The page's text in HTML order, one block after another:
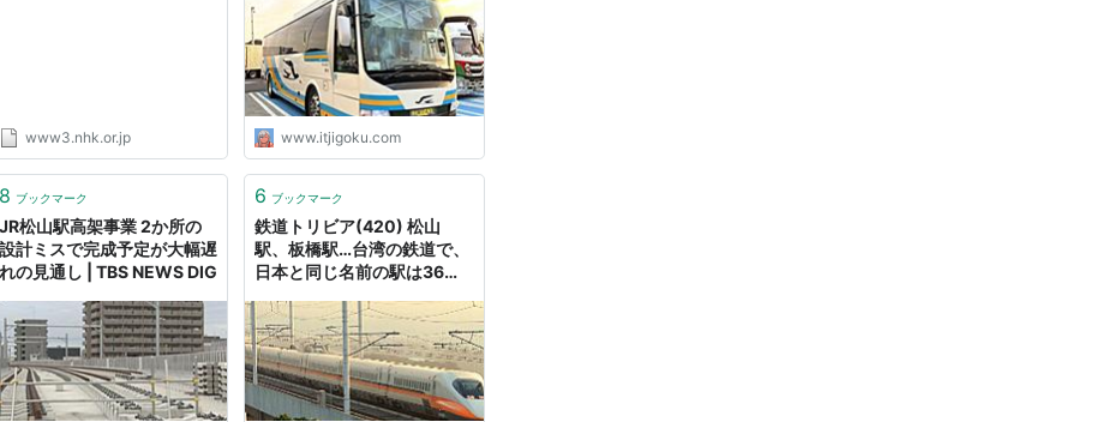
西堀端→南堀端…
www3.nhk.or.jp
方の供述
www.itjigoku.com
8 ブックマーク
JR松山駅高架事業 2か所の
設計ミスで完成予定が大幅遅
れの見通し | TBS NEWS DIG
6 ブックマーク
鉄道トリビア(420) 松山
駅、板橋駅…台湾の鉄道で、
日本と同じ名前の駅は36駅